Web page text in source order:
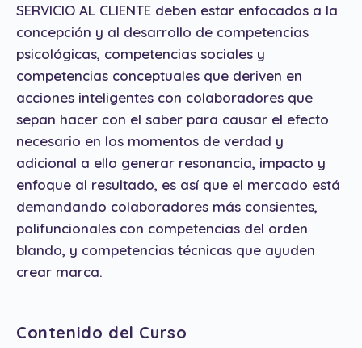
SERVICIO AL CLIENTE deben estar enfocados a la
concepción y al desarrollo de competencias
psicológicas, competencias sociales y
competencias conceptuales que deriven en
acciones inteligentes con colaboradores que
sepan hacer con el saber para causar el efecto
necesario en los momentos de verdad y
adicional a ello generar resonancia, impacto y
enfoque al resultado, es así que el mercado está
demandando colaboradores más consientes,
polifuncionales con competencias del orden
blando, y competencias técnicas que ayuden
crear marca.
Contenido del Curso